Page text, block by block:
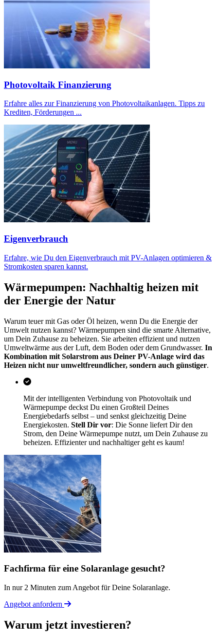
Photovoltaik Finanzierung
Erfahre alles zur Finanzierung von Photovoltaikanlagen. Tipps zu
Krediten, Förderungen ...
Eigenverbrauch
Erfahre, wie Du den Eigenverbrauch mit PV-Anlagen optimieren &
Stromkosten sparen kannst.
Wärmepumpen: Nachhaltig heizen mit
der Energie der Natur
Warum teuer mit Gas oder Öl heizen, wenn Du die Energie der
Umwelt nutzen kannst? Wärmepumpen sind die smarte Alternative,
um Dein Zuhause zu beheizen. Sie arbeiten effizient und nutzen
Umweltwärme aus der Luft, dem Boden oder dem Grundwasser. In
Kombination mit Solarstrom aus Deiner PV-Anlage wird das
Heizen nicht nur umweltfreundlicher, sondern auch günstiger.
Mit der intelligenten Verbindung von Photovoltaik und
Wärmepumpe deckst Du einen Großteil Deines
Energiebedarfs selbst – und senkst gleichzeitig Deine
Energiekosten. Stell Dir vor: Die Sonne liefert Dir den
Strom, den Deine Wärmepumpe nutzt, um Dein Zuhause zu
beheizen. Effizienter und nachhaltiger geht es kaum!
Fachfirma für eine Solaranlage gesucht?
In nur 2 Minuten zum Angebot für Deine Solaranlage.
Angebot anfordern
Warum jetzt investieren?